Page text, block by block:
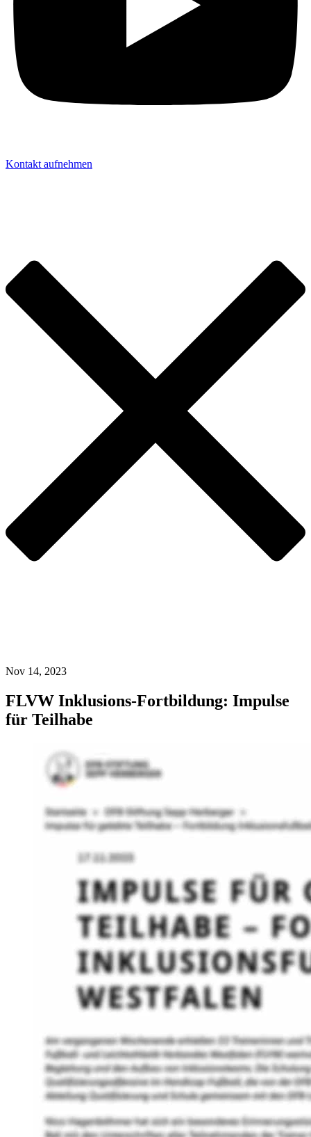
Kontakt aufnehmen
Nov 14, 2023
FLVW Inklusions-Fortbildung: Impulse
für Teilhabe